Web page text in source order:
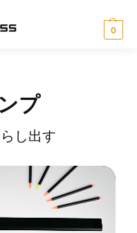
0
プ
し出す